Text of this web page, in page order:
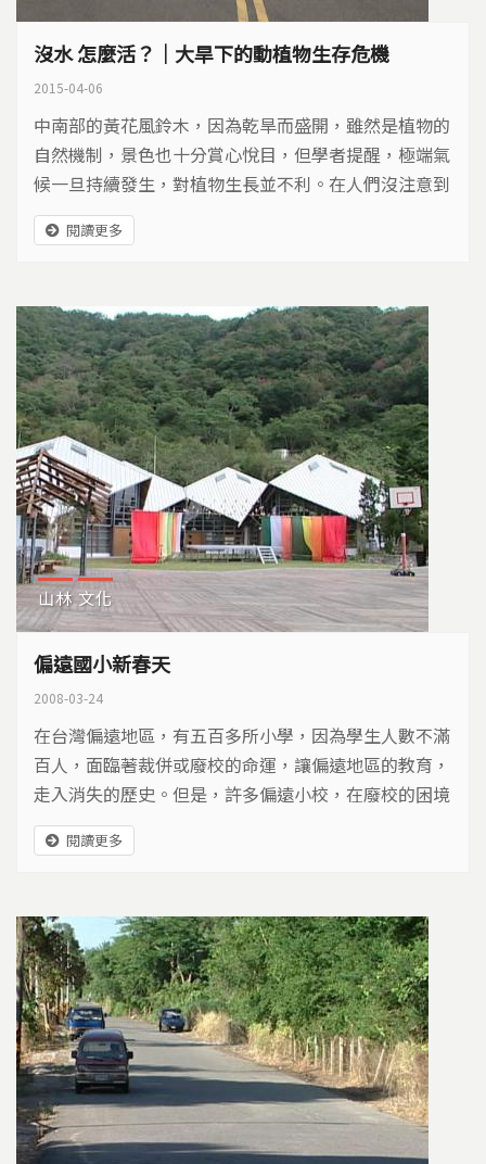
沒水 怎麼活？｜大旱下的動植物生存危機
2015-04-06
中南部的黃花風鈴木，因為乾旱而盛開，雖然是植物的
自然機制，景色也十分賞心悅目，但學者提醒，極端氣
候一旦持續發生，對植物生長並不利。在人們沒注意到
的角落，許多動植物也正因為這場大旱，遭遇生存危
機...閱讀更多
山林 文化
偏遠國小新春天
2008-03-24
在台灣偏遠地區，有五百多所小學，因為學生人數不滿
百人，面臨著裁併或廢校的命運，讓偏遠地區的教育，
走入消失的歷史。但是，許多偏遠小校，在廢校的困境
中，思考不同的教育模式，結合特有的自然生態，展開
靜默的改造工程，期待在山巔海濱，走出偏遠國小的新
閱讀更多